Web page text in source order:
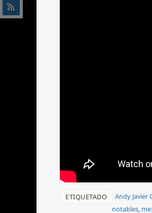
ETIQUETADO Andy Javier
notables,